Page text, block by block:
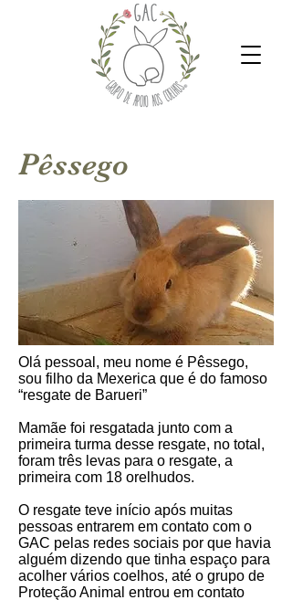
Pêssego
Olá pessoal, meu nome é Pêssego,
sou filho da Mexerica que é do famoso
“resgate de Barueri”
Mamãe foi resgatada junto com a
primeira turma desse resgate, no total,
foram três levas para o resgate, a
primeira com 18 orelhudos.
O resgate teve início após muitas
pessoas entrarem em contato com o
GAC pelas redes sociais por que havia
alguém dizendo que tinha espaço para
acolher vários coelhos, até o grupo de
Proteção Animal entrou em contato